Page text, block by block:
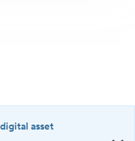
asset